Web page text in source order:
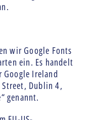
wir Google Fonts
ein. Es handelt
Google Ireland
Dublin 4,
genannt.